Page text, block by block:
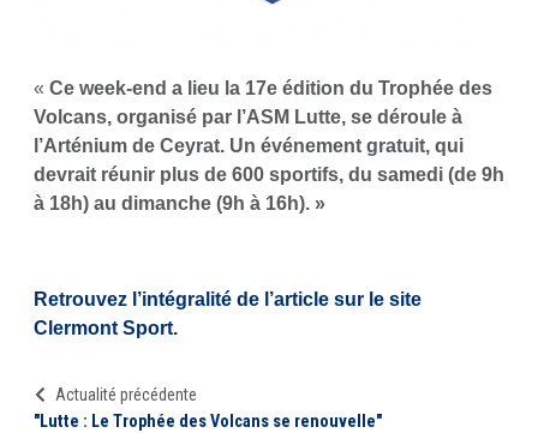
« Ce week-end a lieu la 17e édition du Trophée des
Volcans, organisé par l’ASM Lutte, se déroule à
l’Arténium de Ceyrat. Un événement gratuit, qui
devrait réunir plus de 600 sportifs, du samedi (de 9h
à 18h) au dimanche (9h à 16h). »
Retrouvez l’intégralité de l’article sur le site
Clermont Sport.
Actualité précédente
"Lutte : Le Trophée des Volcans se renouvelle"